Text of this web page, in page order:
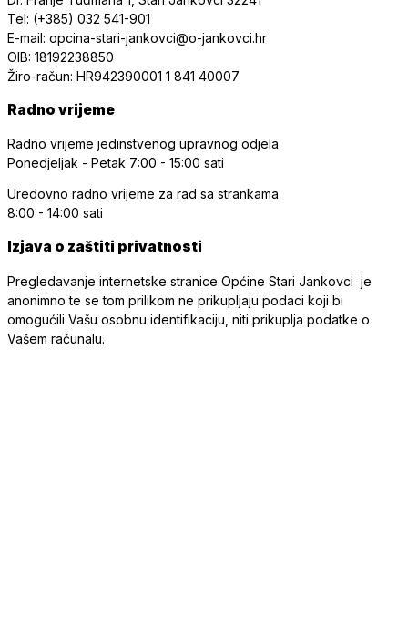
Tel: (+385) 032 541-901
E-mail: opcina-stari-jankovci@o-jankovci.hr
OIB: 18192238850
Žiro-račun: HR942390001 1 841 40007
Radno vrijeme
Radno vrijeme jedinstvenog upravnog odjela
Ponedjeljak - Petak 7:00 - 15:00 sati
Uredovno radno vrijeme za rad sa strankama
8:00 - 14:00 sati
Izjava o zaštiti privatnosti
Pregledavanje internetske stranice Općine Stari Jankovci je
anonimno te se tom prilikom ne prikupljaju podaci koji bi
omogućili Vašu osobnu identifikaciju, niti prikuplja podatke o
Vašem računalu.